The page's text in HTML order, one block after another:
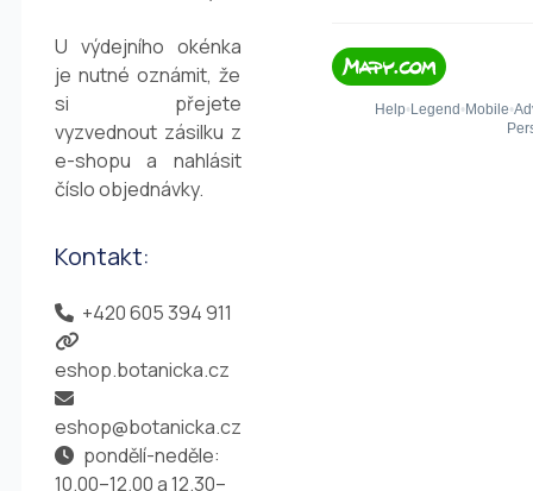
U výdejního okénka
je nutné oznámit, že
si přejete
vyzvednout zásilku z
e-shopu a nahlásit
číslo objednávky.
Kontakt:
+420 605 394 911
eshop.botanicka.cz
eshop@botanicka.cz
pondělí-neděle:
10.00–12.00 a 12.30–